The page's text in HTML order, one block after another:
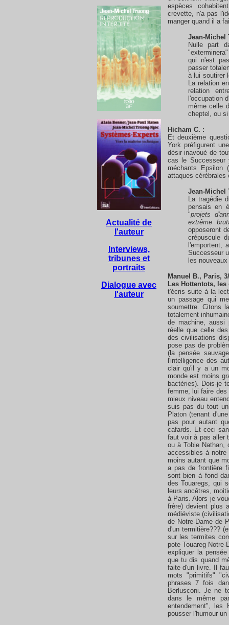
Actualité de
l'auteur
Interviews,
tribunes et
portraits
Dialogue avec
l'auteur
espèces
crevette, n'a pas
manger quand il a
Jean-Michel
Nulle part
qui n'est
passer
à lui soutirer
La relation
relation
l'occupation
même celle
cheptel, ou
Hicham C. :
Et deuxième
York préfigurent
désir inavoué de
cas le
méchants Epsilon
attaques cérébrales
Jean-Michel
La tragédie
pensais en
"projets
extrême
opposeront
crépuscule
l'emportent,
Successeur
les
Manuel B., Paris,
Les Hottentots,
t'écris suite à la
un passage qui
soumettre. Citons
totalement
de machine, aussi
réelle que celle
des civilisations
pose pas de
(la pensée
l'intelligence des
clair qu'il y a un
monde est moins
bactéries). Dois-je
femme, lui faire
mieux niveau
suis pas du tout
Platon (tenant
pas pour autant
cafards. Et ceci
faut voir à pas aller
ou à Tobie
accessibles à notre
moins autant que
a pas de frontière
sont bien à fond
des Touaregs, qui
leurs ancêtres,
à Paris. Alors je
frère) devient plus
médiéviste
de Notre-Dame de
d'un termitière???
sur les termites
pote Touareg
expliquer la
que tu dis quand
faite d'un livre. Il
mots "primitifs"
phrases 7 fois
Berlusconi. Je ne
dans le même
entendement", les
pousser l'humour